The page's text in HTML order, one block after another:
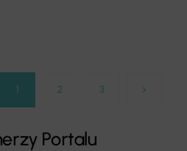
1 2 3
Portalu